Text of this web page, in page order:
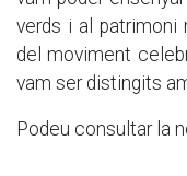
verds i al patrimoni
del moviment
vam ser distingits
Podeu consultar la